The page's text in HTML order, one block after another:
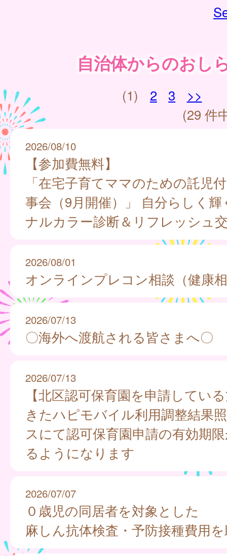
自治体からのおし
(1) 2 3
>>
(29 件
2026/08/10
【参加費無料】
「在宅子育てママのための託児
事会（9月開催）」 自分らしく
ナルカラー診断＆リフレッシュ
2026/08/01
オンラインプレコン相談（健康
2026/07/13
〇海外へ渡航される皆さまへ〇
2026/07/13
【北区認可保育園を申請してい
きたハピモバイル利用調整結果
スにて認可保育園申請の有効期
るようになります
2026/07/07
０歳児の同居者を対象とした
麻しん抗体検査・予防接種費用